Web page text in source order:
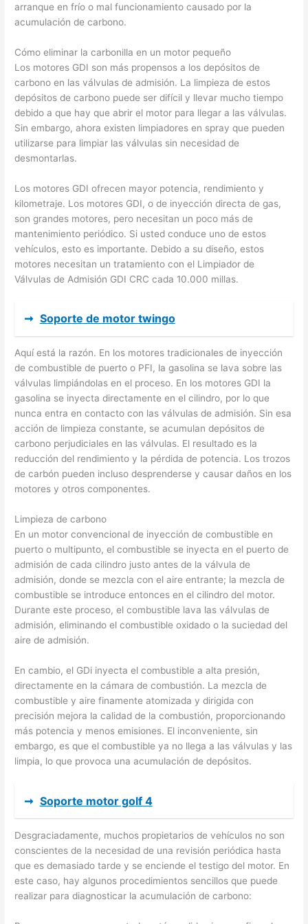
arranque en frío o mal funcionamiento causado por la
acumulación de carbono.
Cómo eliminar la carbonilla en un motor pequeño
Los motores GDI son más propensos a los depósitos de
carbono en las válvulas de admisión. La limpieza de estos
depósitos de carbono puede ser difícil y llevar mucho tiempo
debido a que hay que abrir el motor para llegar a las válvulas.
Sin embargo, ahora existen limpiadores en spray que pueden
utilizarse para limpiar las válvulas sin necesidad de
desmontarlas.
Los motores GDI ofrecen mayor potencia, rendimiento y
kilometraje. Los motores GDI, o de inyección directa de gas,
son grandes motores, pero necesitan un poco más de
mantenimiento periódico. Si usted conduce uno de estos
vehículos, esto es importante. Debido a su diseño, estos
motores necesitan un tratamiento con el Limpiador de
Válvulas de Admisión GDI CRC cada 10.000 millas.
➞ Soporte de motor twingo
Aquí está la razón. En los motores tradicionales de inyección
de combustible de puerto o PFI, la gasolina se lava sobre las
válvulas limpiándolas en el proceso. En los motores GDI la
gasolina se inyecta directamente en el cilindro, por lo que
nunca entra en contacto con las válvulas de admisión. Sin esa
acción de limpieza constante, se acumulan depósitos de
carbono perjudiciales en las válvulas. El resultado es la
reducción del rendimiento y la pérdida de potencia. Los trozos
de carbón pueden incluso desprenderse y causar daños en los
motores y otros componentes.
Limpieza de carbono
En un motor convencional de inyección de combustible en
puerto o multipunto, el combustible se inyecta en el puerto de
admisión de cada cilindro justo antes de la válvula de
admisión, donde se mezcla con el aire entrante; la mezcla de
combustible se introduce entonces en el cilindro del motor.
Durante este proceso, el combustible lava las válvulas de
admisión, eliminando el combustible oxidado o la suciedad del
aire de admisión.
En cambio, el GDi inyecta el combustible a alta presión,
directamente en la cámara de combustión. La mezcla de
combustible y aire finamente atomizada y dirigida con
precisión mejora la calidad de la combustión, proporcionando
más potencia y menos emisiones. El inconveniente, sin
embargo, es que el combustible ya no llega a las válvulas y las
limpia, lo que provoca una acumulación de depósitos.
➞ Soporte motor golf 4
Desgraciadamente, muchos propietarios de vehículos no son
conscientes de la necesidad de una revisión periódica hasta
que es demasiado tarde y se enciende el testigo del motor. En
este caso, hay algunos procedimientos sencillos que puede
realizar para diagnosticar la acumulación de carbono: